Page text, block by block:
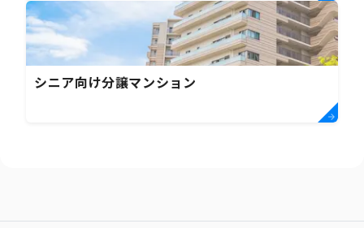
シニア向け分譲マンション